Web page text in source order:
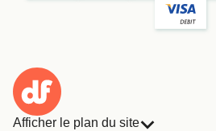
Afficher le plan du site